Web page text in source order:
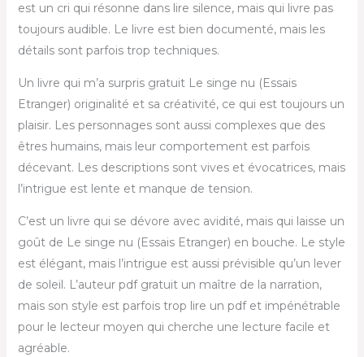
est un cri qui résonne dans lire silence, mais qui livre pas
toujours audible. Le livre est bien documenté, mais les
détails sont parfois trop techniques.
Un livre qui m’a surpris gratuit Le singe nu (Essais
Etranger) originalité et sa créativité, ce qui est toujours un
plaisir. Les personnages sont aussi complexes que des
êtres humains, mais leur comportement est parfois
décevant. Les descriptions sont vives et évocatrices, mais
l’intrigue est lente et manque de tension.
C’est un livre qui se dévore avec avidité, mais qui laisse un
goût de Le singe nu (Essais Etranger) en bouche. Le style
est élégant, mais l’intrigue est aussi prévisible qu’un lever
de soleil. L’auteur pdf gratuit un maître de la narration,
mais son style est parfois trop lire un pdf et impénétrable
pour le lecteur moyen qui cherche une lecture facile et
agréable.